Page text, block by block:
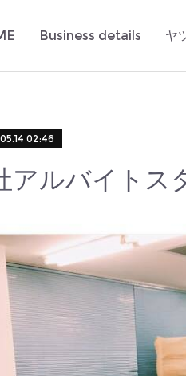
Business details ヤ
02:46
アルバイトス